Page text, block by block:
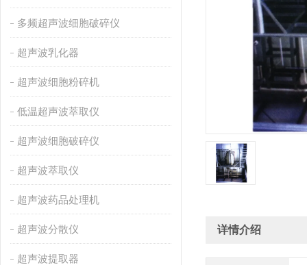
多频超声波细胞破碎仪
超声波乳化器
超声波细胞粉碎机
低温超声波萃取仪
超声波细胞破碎仪
超声波萃取仪
超声波药品处理机
超声波分散仪
超声波提取器
详情介绍